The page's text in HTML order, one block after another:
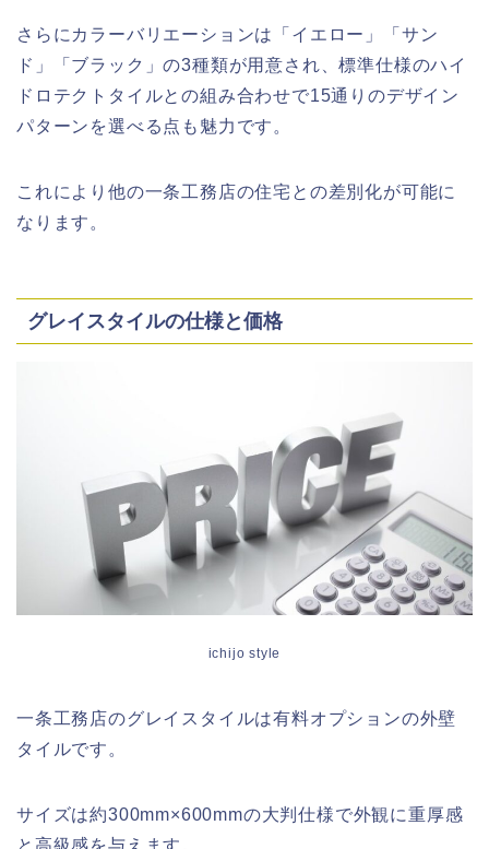
さらにカラーバリエーションは「イエロー」「サン
ド」「ブラック」の3種類が用意され、標準仕様のハイ
ドロテクトタイルとの組み合わせで15通りのデザイン
パターンを選べる点も魅力です。
これにより他の一条工務店の住宅との差別化が可能に
なります。
グレイスタイルの仕様と価格
ichijo style
一条工務店のグレイスタイルは有料オプションの外壁
タイルです。
サイズは約300mm×600mmの大判仕様で外観に重厚感